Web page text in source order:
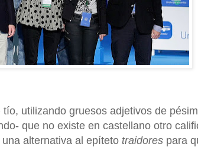
utilizando gruesos adjetivos de
que no existe en castellano otro
alternativa al epíteto traidores para